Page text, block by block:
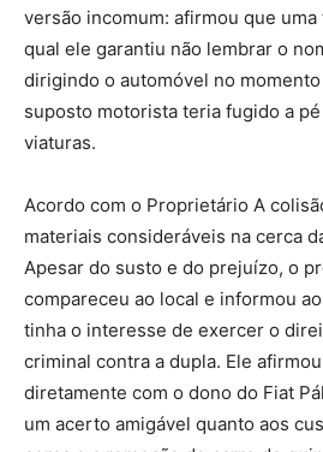
versão incomum: afirmou que
qual ele garantiu não lembrar o
dirigindo o automóvel no
suposto motorista teria fugido a
viaturas.
Acordo com o Proprietário A
materiais consideráveis na cerca
Apesar do susto e do prejuízo, o
compareceu ao local e informou
tinha o interesse de exercer o
criminal contra a dupla. Ele
diretamente com o dono do Fiat
um acerto amigável quanto aos